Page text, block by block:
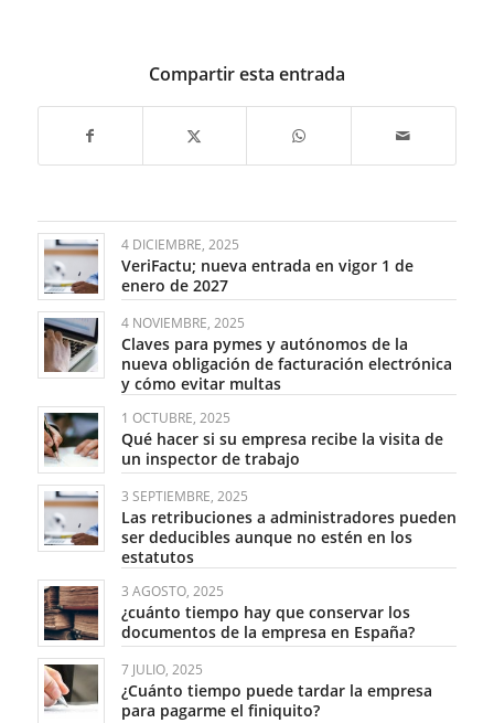
Compartir esta entrada
4 DICIEMBRE, 2025
VeriFactu; nueva entrada en vigor 1 de
enero de 2027
4 NOVIEMBRE, 2025
Claves para pymes y autónomos de la
nueva obligación de facturación electrónica
y cómo evitar multas
1 OCTUBRE, 2025
Qué hacer si su empresa recibe la visita de
un inspector de trabajo
3 SEPTIEMBRE, 2025
Las retribuciones a administradores pueden
ser deducibles aunque no estén en los
estatutos
3 AGOSTO, 2025
¿cuánto tiempo hay que conservar los
documentos de la empresa en España?
7 JULIO, 2025
¿Cuánto tiempo puede tardar la empresa
para pagarme el finiquito?